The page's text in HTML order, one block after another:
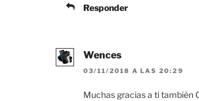
Responder
Wences
03/11/2018 A LAS 20:29
Muchas gracias a ti también